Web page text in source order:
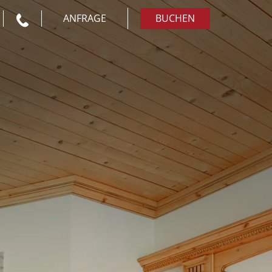
ANFRAGE BUCHEN